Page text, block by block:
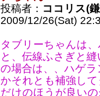
投稿者： ココリス(
2009/12/26(Sat)
タブリーちゃんは
と、伝線ふさぎと
の場合は、、ハゲ
かそれとも補強し
だけのほうが良い